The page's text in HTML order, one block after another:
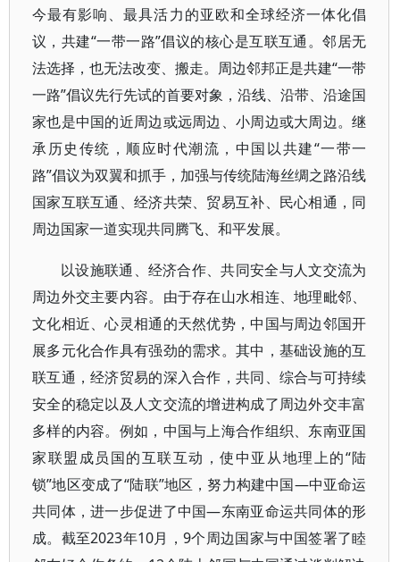
今最有影响、最具活力的亚欧和全球经济一体化倡
议，共建“一带一路”倡议的核心是互联互通。邻居无
法选择，也无法改变、搬走。周边邻邦正是共建“一带
一路”倡议先行先试的首要对象，沿线、沿带、沿途国
家也是中国的近周边或远周边、小周边或大周边。继
承历史传统，顺应时代潮流，中国以共建“一带一
路”倡议为双翼和抓手，加强与传统陆海丝绸之路沿线
国家互联互通、经济共荣、贸易互补、民心相通，同
周边国家一道实现共同腾飞、和平发展。
以设施联通、经济合作、共同安全与人文交流为
周边外交主要内容。由于存在山水相连、地理毗邻、
文化相近、心灵相通的天然优势，中国与周边邻国开
展多元化合作具有强劲的需求。其中，基础设施的互
联互通，经济贸易的深入合作，共同、综合与可持续
安全的稳定以及人文交流的增进构成了周边外交丰富
多样的内容。例如，中国与上海合作组织、东南亚国
家联盟成员国的互联互动，使中亚从地理上的“陆
锁”地区变成了“陆联”地区，努力构建中国—中亚命运
共同体，进一步促进了中国—东南亚命运共同体的形
成。截至2023年10月，9个周边国家与中国签署了睦